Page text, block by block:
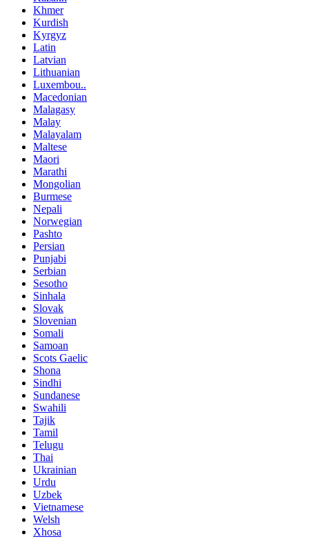
Khmer
Kurdish
Kyrgyz
Latin
Latvian
Lithuanian
Luxembou..
Macedonian
Malagasy
Malay
Malayalam
Maltese
Maori
Marathi
Mongolian
Burmese
Nepali
Norwegian
Pashto
Persian
Punjabi
Serbian
Sesotho
Sinhala
Slovak
Slovenian
Somali
Samoan
Scots Gaelic
Shona
Sindhi
Sundanese
Swahili
Tajik
Tamil
Telugu
Thai
Ukrainian
Urdu
Uzbek
Vietnamese
Welsh
Xhosa